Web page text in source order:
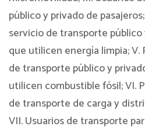
público y privado de
servicio de transporte
que utilicen energía limpia;
de transporte público y
utilicen combustible fósil; VI.
de transporte de carga y
VII. Usuarios de transporte